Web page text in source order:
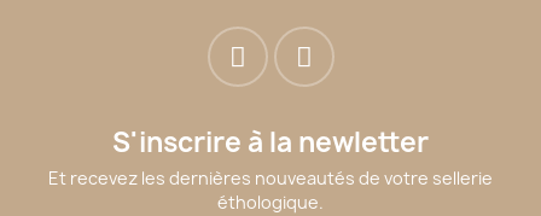
S'inscrire à la newletter
Et recevez les dernières nouveautés de votre sellerie
éthologique.